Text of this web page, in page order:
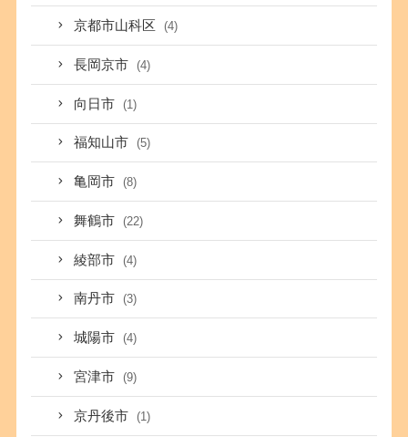
京都市山科区 (4)
長岡京市 (4)
向日市 (1)
福知山市 (5)
亀岡市 (8)
舞鶴市 (22)
綾部市 (4)
南丹市 (3)
城陽市 (4)
宮津市 (9)
京丹後市 (1)